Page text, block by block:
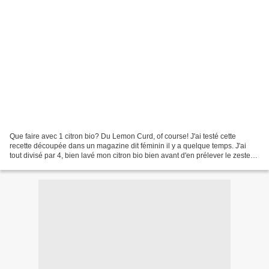
Que faire avec 1 citron bio? Du Lemon Curd, of course! J'ai testé cette
recette découpée dans un magazine dit féminin il y a quelque temps. J'ai
tout divisé par 4, bien lavé mon citron bio bien avant d'en prélever le zeste